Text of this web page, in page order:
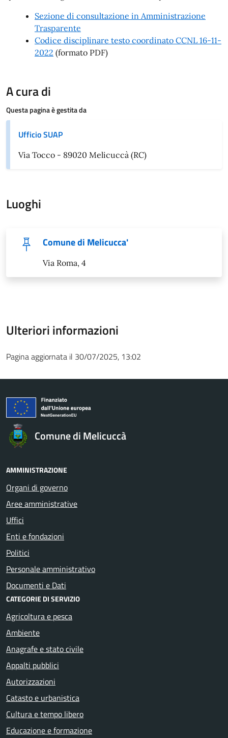
Sezione di consultazione in Amministrazione
Trasparente
Codice disciplinare testo coordinato CCNL 16-11-
2022 (formato PDF)
A cura di
Questa pagina è gestita da
Ufficio SUAP
Via Tocco - 89020 Melicuccà (RC)
Luoghi
Comune di Melicucca'
Via Roma, 4
Ulteriori informazioni
Pagina aggiornata il 30/07/2025, 13:02
Comune di Melicuccà
AMMINISTRAZIONE
Organi di governo
Aree amministrative
Uffici
Enti e fondazioni
Politici
Personale amministrativo
Documenti e Dati
CATEGORIE DI SERVIZIO
Agricoltura e pesca
Ambiente
Anagrafe e stato civile
Appalti pubblici
Autorizzazioni
Catasto e urbanistica
Cultura e tempo libero
Educazione e formazione